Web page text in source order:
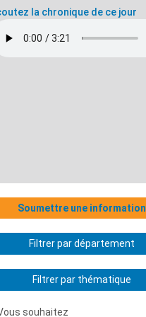
la chronique de ce jour
Soumettre une information
Filtrer par département
Filtrer par thématique
souhaitez